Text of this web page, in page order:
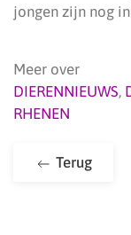
jongen zijn nog
Meer over
DIERENNIEUWS,
RHENEN
Terug